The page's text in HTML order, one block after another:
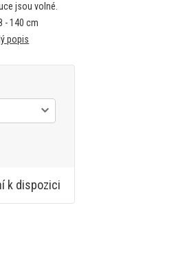
jsou volné.
- 140 cm
popis
k dispozici